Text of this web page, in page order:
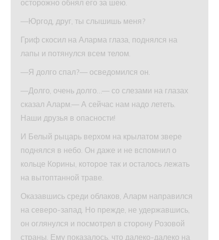
осторожно обнял его за шею.
—Юргод, друг, ты слышишь меня?
Гриф скосил на Аларма глаза, поднялся на
лапы и потянулся всем телом.
—Я долго спал?— осведомился он.
—Долго, очень долго…— со слезами на глазах
сказал Аларм.— А сейчас нам надо лететь.
Наши друзья в опасности!
И Белый рыцарь верхом на крылатом звере
поднялся в небо. Он даже и не вспомнил о
кольце Корины, которое так и осталось лежать
на вытоптанной траве.
Оказавшись среди облаков, Аларм направился
на северо-запад. Но прежде, не удержавшись,
он оглянулся и посмотрел в сторону Розовой
страны. Ему показалось, что далеко-далеко на